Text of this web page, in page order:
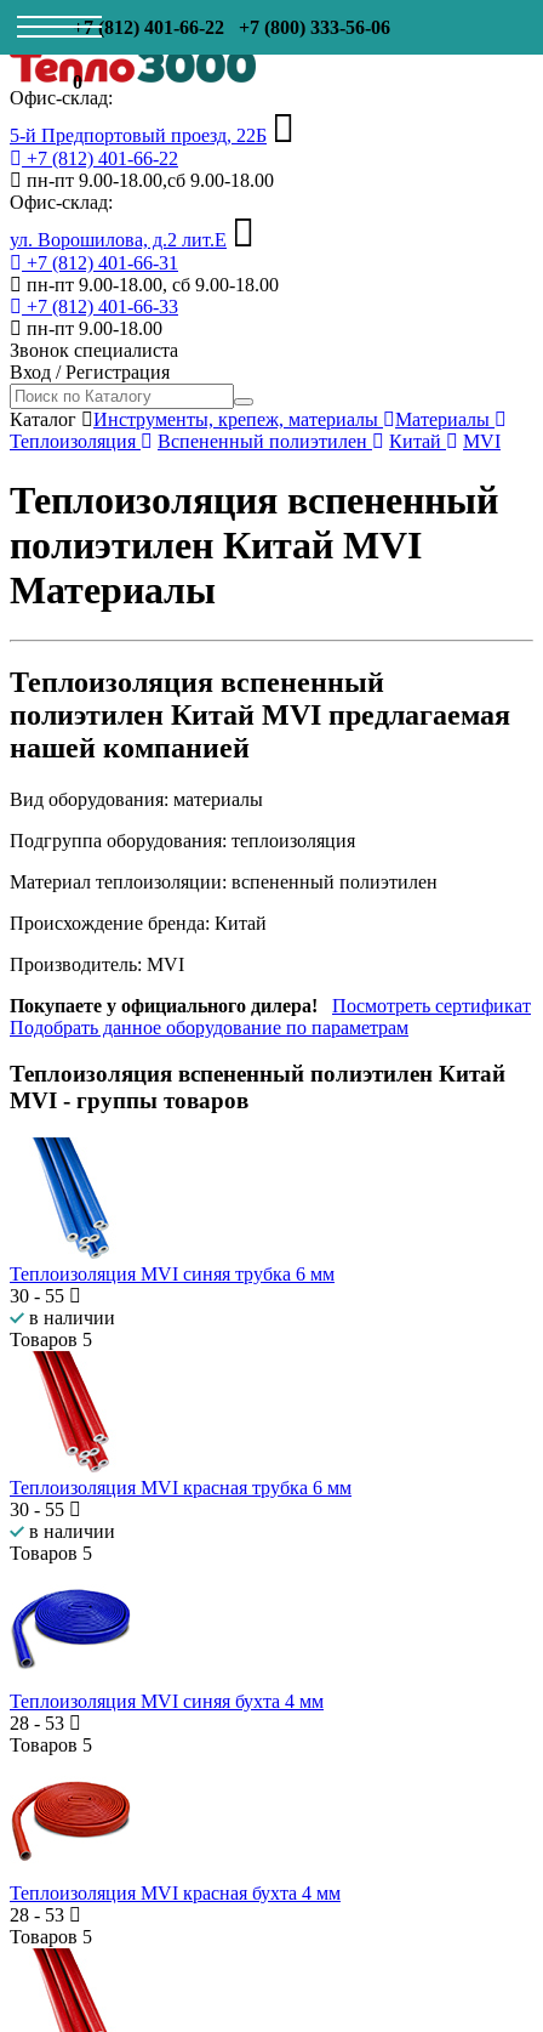
+7 (812) 401-66-22 +7 (800) 333-56-06
0
Офис-склад:
5-й Предпортовый проезд, 22Б
+7 (812) 401-66-22
пн-пт 9.00-18.00,сб 9.00-18.00
Офис-склад:
ул. Ворошилова, д.2 лит.Е
+7 (812) 401-66-31
пн-пт 9.00-18.00, сб 9.00-18.00
+7 (812) 401-66-33
пн-пт 9.00-18.00
Звонок специалиста
Вход /Регистрация
Каталог Инструменты, крепеж, материалы
Материалы
Теплоизоляция
Вспененный полиэтилен Китай MVI
Теплоизоляция вспененный
полиэтилен Китай MVI
Материалы
Теплоизоляция вспененный
полиэтилен Китай MVI предлагаемая
нашей компанией
Вид оборудования: материалы
Подгруппа оборудования: теплоизоляция
Материал теплоизоляции: вспененный полиэтилен
Происхождение бренда: Китай
Производитель: MVI
Покупаете у официального дилера!
Посмотреть сертификат
Подобрать данное оборудование по параметрам
Теплоизоляция вспененный полиэтилен Китай
MVI - группы товаров
Теплоизоляция MVI синяя трубка 6 мм
30 - 55
в наличии
Товаров 5
Теплоизоляция MVI красная трубка 6 мм
30 - 55
в наличии
Товаров 5
Теплоизоляция MVI синяя бухта 4 мм
28 - 53
Товаров 5
Теплоизоляция MVI красная бухта 4 мм
28 - 53
Товаров 5